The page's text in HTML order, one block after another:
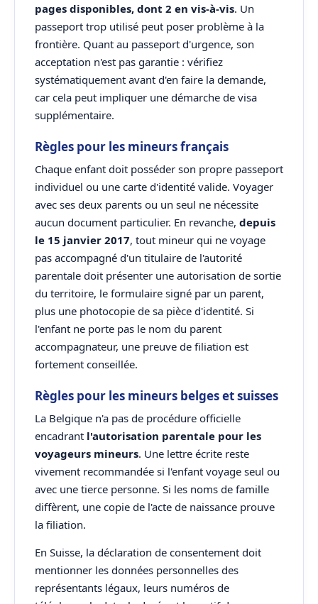
pages disponibles, dont 2 en vis-à-vis. Un
passeport trop utilisé peut poser problème à la
frontière. Quant au passeport d'urgence, son
acceptation n'est pas garantie : vérifiez
systématiquement avant d'en faire la demande,
car cela peut impliquer une démarche de visa
supplémentaire.
Règles pour les mineurs français
Chaque enfant doit posséder son propre passeport
individuel ou une carte d'identité valide. Voyager
avec ses deux parents ou un seul ne nécessite
aucun document particulier. En revanche, depuis
le 15 janvier 2017, tout mineur qui ne voyage
pas accompagné d'un titulaire de l'autorité
parentale doit présenter une autorisation de sortie
du territoire, le formulaire signé par un parent,
plus une photocopie de sa pièce d'identité. Si
l'enfant ne porte pas le nom du parent
accompagnateur, une preuve de filiation est
fortement conseillée.
Règles pour les mineurs belges et suisses
La Belgique n'a pas de procédure officielle
encadrant l'autorisation parentale pour les
voyageurs mineurs. Une lettre écrite reste
vivement recommandée si l'enfant voyage seul ou
avec une tierce personne. Si les noms de famille
diffèrent, une copie de l'acte de naissance prouve
la filiation.
En Suisse, la déclaration de consentement doit
mentionner les données personnelles des
représentants légaux, leurs numéros de